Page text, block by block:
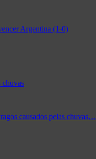
Argentina (1-0)
chuvas
causados pelas chuvas…